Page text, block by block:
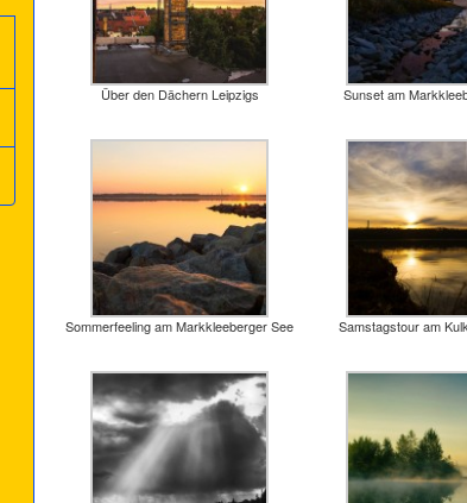
Über den Dächern Leipzigs Sunset am
Sommerfeeling am Markkleeberger See Samstagstour am